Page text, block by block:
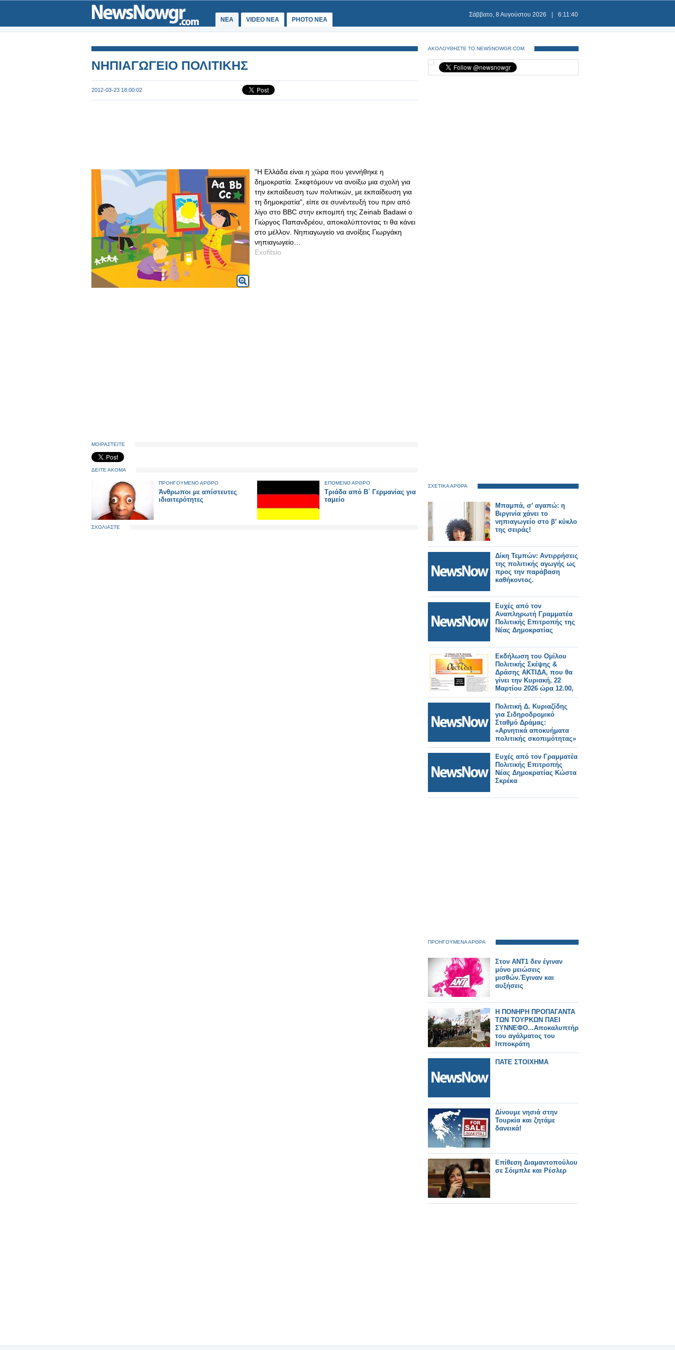
ΝΕΑ VIDEO NEA PHOTO NEA
Σάββατο, 8 Αυγούστου 2026 6:11:40
ΝΗΠΙΑΓΩΓΕΙΟ ΠΟΛΙΤΙΚΗΣ
2012-03-23 18:00:02
"Η Ελλάδα είναι η χώρα που γεννήθηκε η
δημοκρατία. Σκεφτόμουν να ανοίξω μια σχολή για
την εκπαίδευση των πολιτικών, με εκπαίδευση για
τη δημοκρατία", είπε σε συνέντευξή του πριν από
λίγο στο BBC στην εκπομπή της Ζeinab Badawi ο
Γιώργος Παπανδρέου, αποκαλύπτοντας τι θα κάνει
στο μέλλον. Νηπιαγωγείο να ανοίξεις Γιωργάκη
νηπιαγωγείο…
Exofitsio
ΜΟΙΡΑΣΤΕΙΤΕ
ΔΕΙΤΕ ΑΚΟΜΑ
ΠΡΟΗΓΟΥΜΕΝΟ ΑΡΘΡΟ
Άνθρωποι με απίστευτες
ιδιαιτερότητες
ΕΠΟΜΕΝΟ ΑΡΘΡΟ
Τριάδα από Β΄ Γερμανίας για
ταμείο
ΣΧΟΛΙΑΣΤΕ
ΑΚΟΛΟΥΘΗΣΤΕ ΤΟ NEWSNOWGR.COM
ΣΧΕΤΙΚΑ ΑΡΘΡΑ
Μπαμπά, σ’ αγαπώ: η
Βιργινία χάνει το
νηπιαγωγείο στο β’ κύκλο
της σειράς!
Δίκη Τεμπών: Αντιρρήσεις
της πολιτικής αγωγής ως
προς την παράβαση
καθήκοντος.
Ευχές από τον
Αναπληρωτή Γραμματέα
Πολιτικής Επιτροπής της
Νέας Δημοκρατίας
Eκδήλωση του Ομίλου
Πολιτικής Σκέψης &
Δράσης ΑΚΤΙΔΑ, που θα
γίνει την Κυριακή, 22
Μαρτίου 2026 ώρα 12.00,
με θέμα: «Ο πόλεμος της
Μέσης Ανατολής και οι
επιπτώσεις στην Ελλάδα»
Πολιτική Δ. Κυριαζίδης
για Σιδηροδρομικό
Σταθμό Δράμας:
«Αρνητικά αποκυήματα
πολιτικής σκοπιμότητας»
Ευχές από τον Γραμματέα
Πολιτικής Επιτροπής
Νέας Δημοκρατίας Κώστα
Σκρέκα
ΠΡΟΗΓΟΥΜΕΝΑ ΑΡΘΡΑ
Στον ΑΝΤ1 δεν έγιναν
μόνο μειώσεις
μισθών.Έγιναν και
αυξήσεις
Η ΠΟΝΗΡΗ ΠΡΟΠΑΓΑΝΤΑ
ΤΩΝ ΤΟΥΡΚΩΝ ΠΑΕΙ
ΣΥΝΝΕΦΟ...Αποκαλυπτήρια
του αγάλματος του
Ιπποκράτη
ΠΑΤΕ ΣΤΟΙΧΗΜΑ
Δίνουμε νησιά στην
Τουρκία και ζητάμε
δανεικά!
Επίθεση Διαμαντοπούλου
σε Σόιμπλε και Ρέσλερ